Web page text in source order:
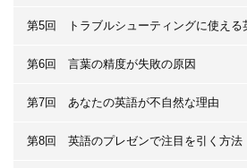
第5回 トラブルシューティングに使える
第6回 言葉の精度が失敗の原因
第7回 あなたの英語が不自然な理由
第8回 英語のプレゼンで注目を引く方法